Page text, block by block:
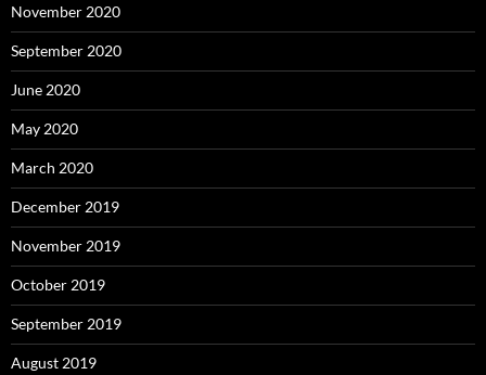
November 2020
September 2020
June 2020
May 2020
March 2020
December 2019
November 2019
October 2019
September 2019
August 2019